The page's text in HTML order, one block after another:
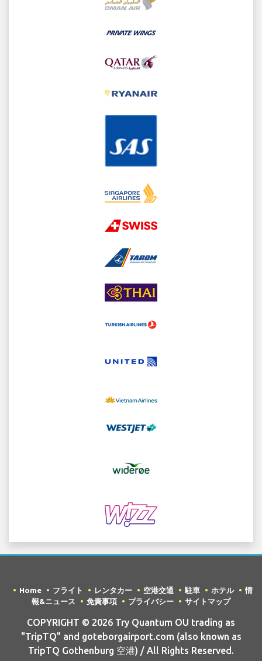
Home フライト レンタカー 空港交通 駐車 ホテル
情
報&ニュース
免責事項 プライバシー サイトマップ
COPYRIGHT © 2026 Try Quantum OU trading as
"TripTQ" and goteborgairport.com (also known as
TripTQ Gothenburg 空港) / All Rights Reserved.